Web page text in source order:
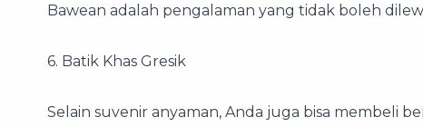
Bawean adalah pengalaman yang tidak boleh
6. Batik Khas Gresik
Selain suvenir anyaman, Anda juga bisa membeli